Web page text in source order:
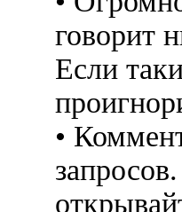
говорит
Если
•